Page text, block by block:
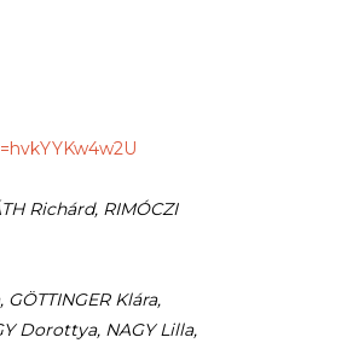
Richárd, RIMÓCZI
Klára,
Dorottya, NAGY Lilla,